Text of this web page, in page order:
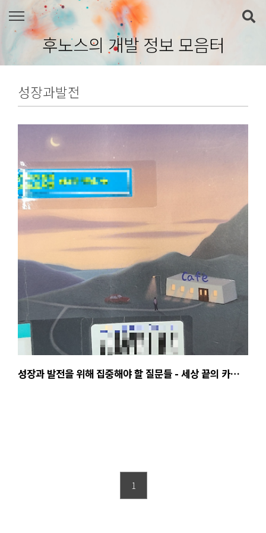
본문 바로가기
후노스의 개발 정보 모음터
성장과발전
성장과 발전을 위해 집중해야 할 질문들 - 세상 끝의 카페,
1